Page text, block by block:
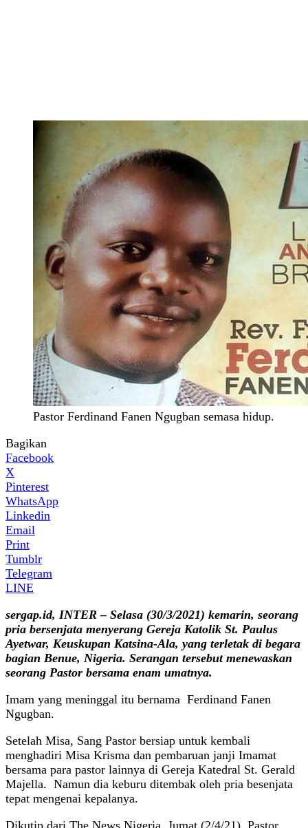
Pastor Ferdinand Fanen Ngugban semasa hidup.
Bagikan
Facebook
X
Pinterest
WhatsApp
Linkedin
Email
Print
Tumblr
Telegram
LINE
sergap.id, INTER – Selasa (30/3/2021) kemarin, seorang
pria bersenjata menyerang Gereja Katolik St. Paulus
Ayetwar, Keuskupan Katsina-Ala, yang terletak di begara
bagian Benue, Nigeria. Serangan tersebut menewaskan
seorang Pastor bersama enam umatnya.
Imam yang meninggal itu bernama Ferdinand Fanen
Ngugban.
Setelah Misa, Sang Pastor bersiap untuk kembali
menghadiri Misa Krisma dan pembaruan janji Imamat
bersama para pastor lainnya di Gereja Katedral St. Gerald
Majella. Namun dia keburu ditembak oleh pria besenjata
tepat mengenai kepalanya.
Dikutip dari The News Nigeria, Jumat (2/4/21), Pastor